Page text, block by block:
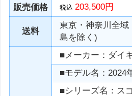
販売価格
税込203,500円
送料
東京・神奈川全域
島を除く)
■メーカー：ダイ
■モデル名：2024
■シリーズ名：ス